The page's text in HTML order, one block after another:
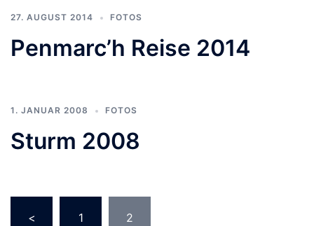
27. AUGUST 2014 FOTOS
Penmarc’h Reise 2014
1. JANUAR 2008 FOTOS
Sturm 2008
< 1 2